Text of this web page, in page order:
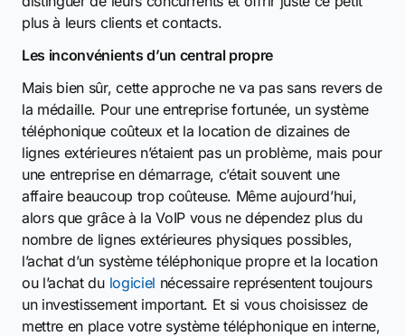
plus à leurs clients et contacts.
Les inconvénients d’un central propre
Mais bien sûr, cette approche ne va pas sans revers de
la médaille. Pour une entreprise fortunée, un système
téléphonique coûteux et la location de dizaines de
lignes extérieures n’étaient pas un problème, mais pour
une entreprise en démarrage, c’était souvent une
affaire beaucoup trop coûteuse. Même aujourd’hui,
alors que grâce à la VoIP vous ne dépendez plus du
nombre de lignes extérieures physiques possibles,
l’achat d’un système téléphonique propre et la location
ou l’achat du logiciel nécessaire représentent toujours
un investissement important. Et si vous choisissez de
mettre en place votre système téléphonique en interne,